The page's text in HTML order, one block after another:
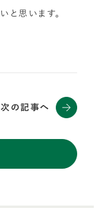
と思います。
次の記事へ